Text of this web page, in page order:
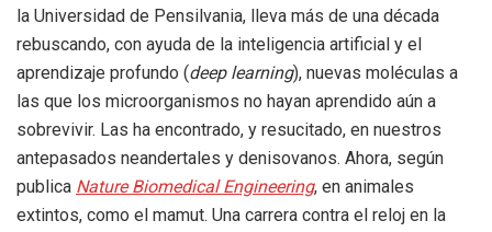
la Universidad de Pensilvania, lleva más de una década
rebuscando, con ayuda de la inteligencia artificial y el
aprendizaje profundo (deep learning), nuevas moléculas a
las que los microorganismos no hayan aprendido aún a
sobrevivir. Las ha encontrado, y resucitado, en nuestros
antepasados neandertales y denisovanos. Ahora, según
publica Nature Biomedical Engineering, en animales
extintos, como el mamut. Una carrera contra el reloj en la